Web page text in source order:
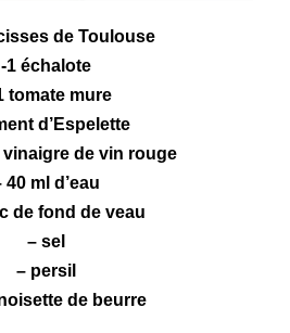
deToulouse
-1 échalote
tomate mure
d’Espelette
vinaigrede vin rouge
40 ml d’eau
defond de veau
– sel
– persil
de beurre